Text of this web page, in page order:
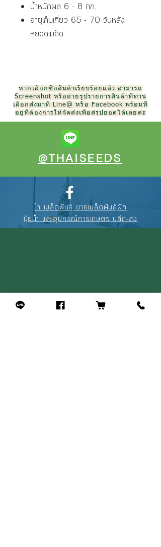
น้ำหนักผล 6 - 8 กก.
อายุเก็บเกี่ยว 65 - 70 วันหลัง
หยอดเมล็ด
หากเลือกซื้อสินค้าเรียบร้อยแล้ว สามารถ
Screenshot หรือถ่ายรูปรายการสินค้าที่ท่าน
เลือกส่งมาที่ Line@ หรือ Facebook พร้อมที่
อยู่ที่ต้องการให้จัดส่งเพื่อสรุปยอดได้เลยค่ะ
@THAISEEDS
ไท เมล็ดพันธุ์ ขายเมล็ดพันธุ์ผัก
ปุ๋ยน้ำ และอุปกรณ์การเกษตร ปลีก-ส่ง
088-895-3327
(คุณณัฐ)